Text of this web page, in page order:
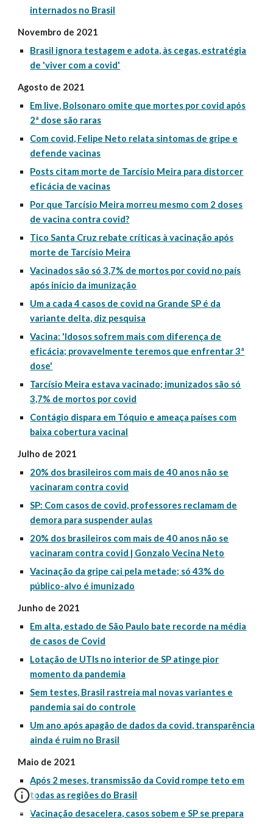
internados no Brasil
Novembro de 2021
Brasil ignora testagem e adota, às cegas, estratégia
de 'viver com a covid'
Agosto de 2021
Em live, Bolsonaro omite que mortes por covid após
2ª dose são raras
Com covid, Felipe Neto relata sintomas de gripe e
defende vacinas
Posts citam morte de Tarcísio Meira para distorcer
eficácia de vacinas
Por que Tarcísio Meira morreu mesmo com 2 doses
de vacina contra covid?
Tico Santa Cruz rebate críticas à vacinação após
morte de Tarcísio Meira
Vacinados são só 3,7% de mortos por covid no país
após início da imunização
Um a cada 4 casos de covid na Grande SP é da
variante delta, diz pesquisa
Vacina: 'Idosos sofrem mais com diferença de
eficácia; provavelmente teremos que enfrentar 3ª
dose'
Tarcísio Meira estava vacinado; imunizados são só
3,7% de mortos por covid
Contágio dispara em Tóquio e ameaça países com
baixa cobertura vacinal
Julho de 2021
20% dos brasileiros com mais de 40 anos não se
vacinaram contra covid
SP: Com casos de covid, professores reclamam de
demora para suspender aulas
20% dos brasileiros com mais de 40 anos não se
vacinaram contra covid | Gonzalo Vecina Neto
Vacinação da gripe cai pela metade; só 43% do
público-alvo é imunizado
Junho de 2021
Em alta, estado de São Paulo bate recorde na média
de casos de Covid
Lotação de UTIs no interior de SP atinge pior
momento da pandemia
Sem testes, Brasil rastreia mal novas variantes e
pandemia sai do controle
Um ano após apagão de dados da covid, transparência
ainda é ruim no Brasil
Maio de 2021
Após 2 meses, transmissão da Covid rompe teto em
todas as regiões do Brasil
Vacinação desacelera, casos sobem e SP se prepara